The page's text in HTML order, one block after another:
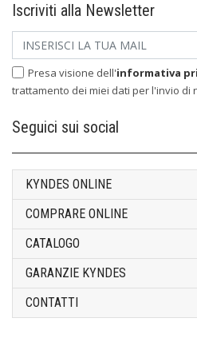
Iscriviti alla Newsletter
Presa visione dell'informativa
trattamento dei miei dati per l'invio di
Seguici sui social
KYNDES ONLINE
COMPRARE ONLINE
CATALOGO
GARANZIE KYNDES
CONTATTI